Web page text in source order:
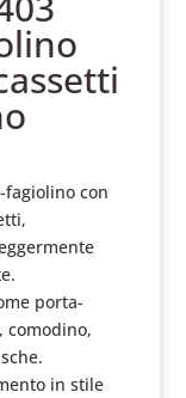
fagiolino con
porta-
comodino,
in stile